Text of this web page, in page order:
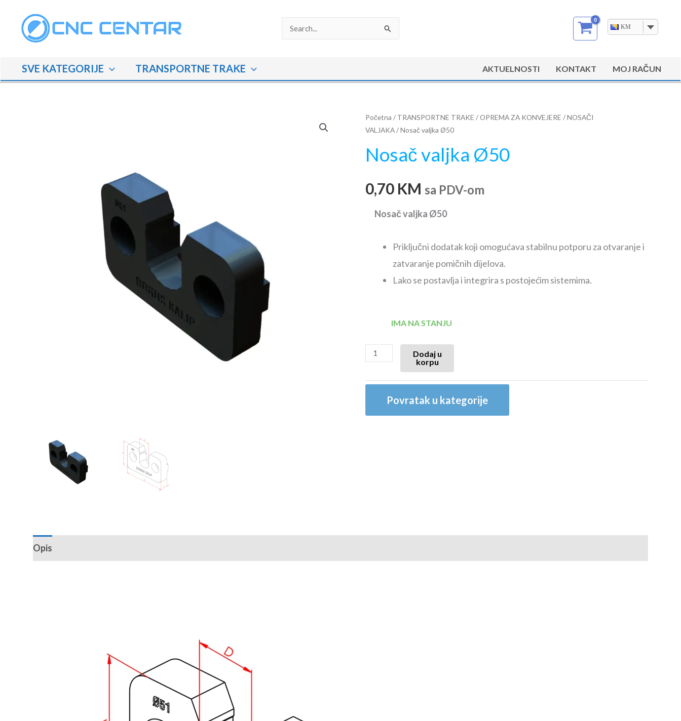
content
Search
KM
SVE KATEGORIJE TRANSPORTNE TRAKE AKTUELNOSTI KONTAKT MOJ RAČUN
Početna / TRANSPORTNE TRAKE /OPREMA ZA KONVEJERE /NOSAČI
VALJAKA/ Nosač valjka Ø50
Nosač valjka Ø50
0,70 KM sa PDV-om
Nosač valjka Ø50
Priključni dodatak koji omogućava stabilnu potporu za otvaranje i
zatvaranje pomičnih dijelova.
Lako se postavlja i integrira s postojećim sistemima.
IMA NA STANJU
Nosač
valjka
količina
Dodaj u
korpu
Povratak u kategorije
Opis